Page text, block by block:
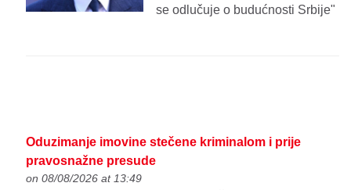
se odlučuje o budućnosti Srbije"
Oduzimanje imovine stečene kriminalom i prije
pravosnažne presude
on 08/08/2026 at 13:49